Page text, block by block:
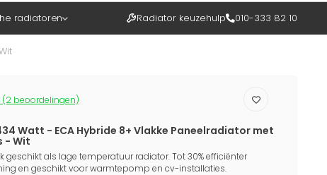
radiatoren Radiator keuzehulp 010-333 82 10
(2 beoordelingen)
Watt - ECA Hybride 8+ Vlakke Paneelradiator met
- Wit
geschikt als lage temperatuur radiator. Tot 30% efficiënter
en geschikt voor warmtepomp en cv-installaties.